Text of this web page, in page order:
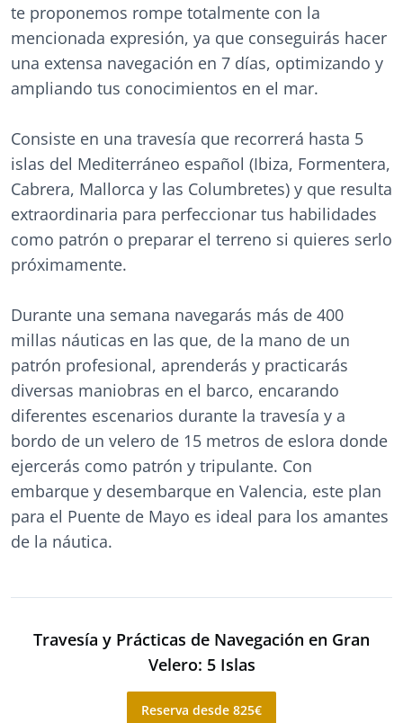
te proponemos rompe totalmente con la
mencionada expresión, ya que conseguirás hacer
una extensa navegación en 7 días, optimizando y
ampliando tus conocimientos en el mar.
Consiste en una travesía que recorrerá hasta 5
islas del Mediterráneo español (Ibiza, Formentera,
Cabrera, Mallorca y las Columbretes) y que resulta
extraordinaria para perfeccionar tus habilidades
como patrón o preparar el terreno si quieres serlo
próximamente.
Durante una semana navegarás más de 400
millas náuticas en las que, de la mano de un
patrón profesional, aprenderás y practicarás
diversas maniobras en el barco, encarando
diferentes escenarios durante la travesía y a
bordo de un velero de 15 metros de eslora donde
ejercerás como patrón y tripulante. Con
embarque y desembarque en Valencia, este plan
para el Puente de Mayo es ideal para los amantes
de la náutica.
Travesía y Prácticas de Navegación en Gran
Velero: 5 Islas
Reserva desde 825€